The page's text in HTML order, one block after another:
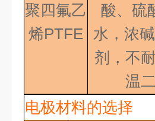
聚四氟乙
烯PTFE
酸、硫
水，浓
剂，不
温
电极材料的选择